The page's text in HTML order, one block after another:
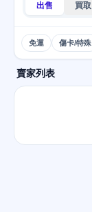
出售 買取
免運 傷卡/特殊
賣家列表